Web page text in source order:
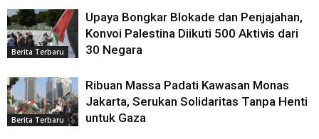
Berita Terbaru
Upaya Bongkar Blokade dan Penjajahan,
Konvoi Palestina Diikuti 500 Aktivis dari
30 Negara
Berita Terbaru
Ribuan Massa Padati Kawasan Monas
Jakarta, Serukan Solidaritas Tanpa Henti
untuk Gaza